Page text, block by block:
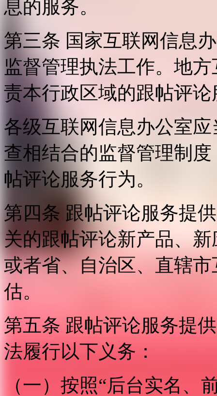
息的服务。
第三条 国家互联网信息
监督管理执法工作。地
责本行政区域的跟帖评
各级互联网信息办公室
查相结合的监督管理制
帖评论服务行为。
第四条 跟帖评论服务提
关的跟帖评论新产品、
或者省、自治区、直辖
估。
第五条 跟帖评论服务提
法履行以下义务：
（一）按照“后台实名、